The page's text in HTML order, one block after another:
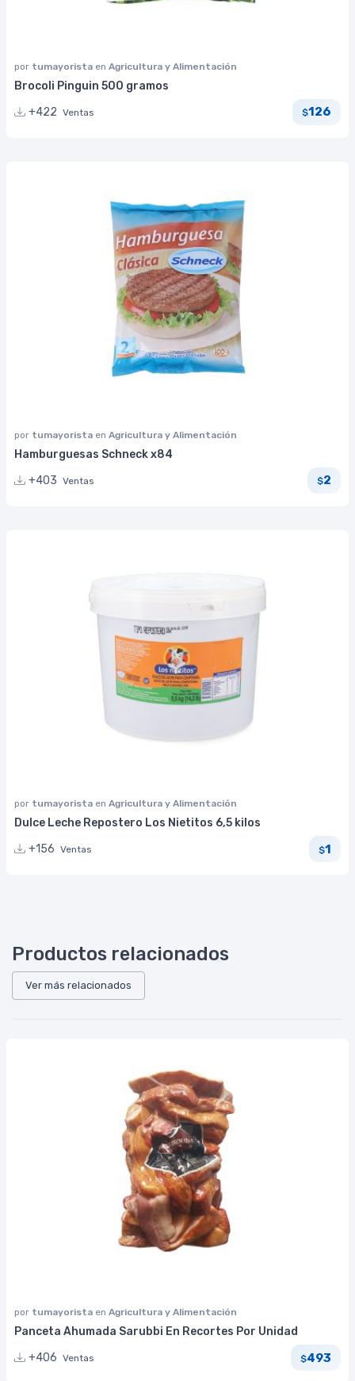
por tumayorista en Agricultura y Alimentación
Brocoli Pinguin 500 gramos
+422 Ventas $126
por tumayorista en Agricultura y Alimentación
Hamburguesas Schneck x84
+403 Ventas $2
por tumayorista en Agricultura y Alimentación
Dulce Leche Repostero Los Nietitos 6,5 kilos
+156 Ventas $1
Productos relacionados
Ver más relacionados
por tumayorista en Agricultura y Alimentación
Panceta Ahumada Sarubbi En Recortes Por Unidad
+406 Ventas $493